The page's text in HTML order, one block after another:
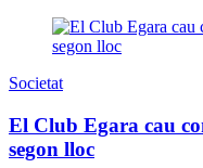
Societat
El Club Egara cau
segon lloc